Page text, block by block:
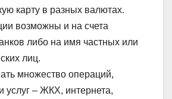
карту в разных валютах.
возможны и на счета
либо на имя частных или
лиц.
множество операций,
услуг – ЖКХ, интернета,